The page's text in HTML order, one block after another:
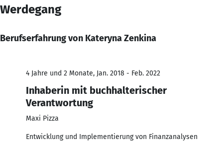
Werdegang
Berufserfahrung von Kateryna Zenkina
4 Jahre und 2 Monate, Jan. 2018 - Feb. 2022
Inhaberin mit buchhalterischer
Verantwortung
Maxi Pizza
Entwicklung und Implementierung von Finanzanalysen